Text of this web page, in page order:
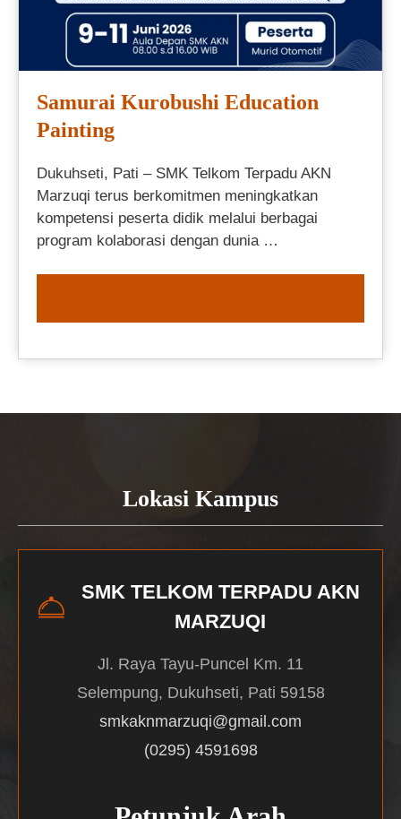
Samurai Kurobushi Education
Painting
Dukuhseti, Pati – SMK Telkom Terpadu AKN
Marzuqi terus berkomitmen meningkatkan
kompetensi peserta didik melalui berbagai
program kolaborasi dengan dunia …
Lokasi Kampus
SMK TELKOM TERPADU AKN
MARZUQI
Jl. Raya Tayu-Puncel Km. 11
Selempung, Dukuhseti, Pati 59158
smkaknmarzuqi@gmail.com
(0295) 4591698